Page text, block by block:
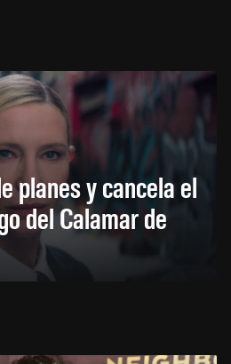
planes y cancela el
del Calamar de